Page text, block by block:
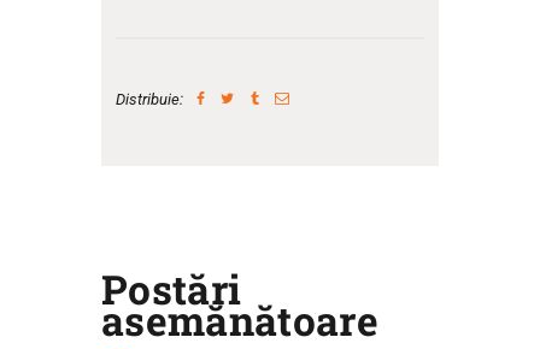
Distribuie:
Postări
asemănătoare